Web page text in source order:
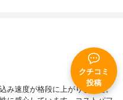
クチコミ
投稿
み速度が格段に上がりました。